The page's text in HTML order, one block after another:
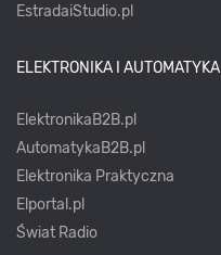
EstradaiStudio.pl
ELEKTRONIKA I AUTOMATYKA
ElektronikaB2B.pl
AutomatykaB2B.pl
Elektronika Praktyczna
Elportal.pl
Świat Radio